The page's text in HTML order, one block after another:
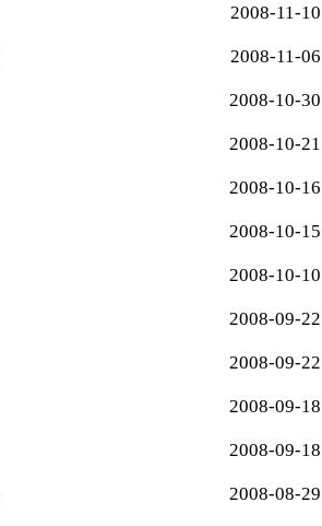
2008-11-10
2008-11-06
2008-10-30
2008-10-21
2008-10-16
2008-10-15
2008-10-10
2008-09-22
2008-09-22
2008-09-18
2008-09-18
2008-08-29